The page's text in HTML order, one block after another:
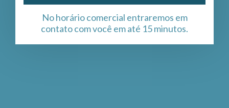
No horário comercial entraremos em
contato com você em até 15 minutos.